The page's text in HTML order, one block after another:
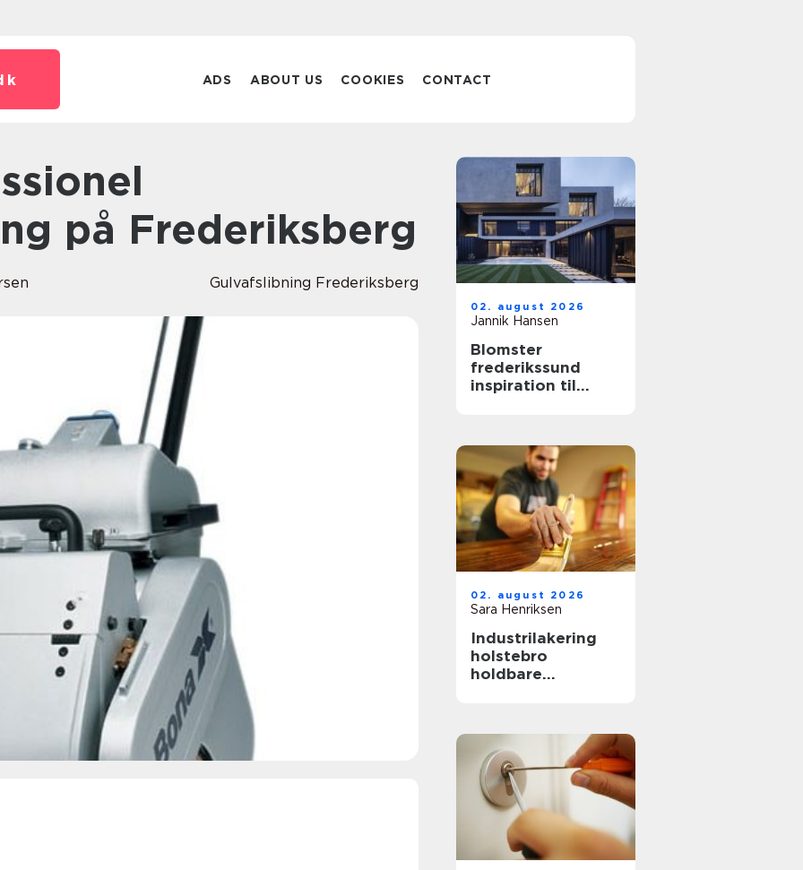
ADS ABOUT US COOKIES CONTACT
på Frederiksberg
Gulvafslibning Frederiksberg
02. august 2026
Jannik Hansen
Blomster
frederikssund
inspiration til
02. august 2026
Sara Henriksen
Industrilakering
holstebro
holdbare